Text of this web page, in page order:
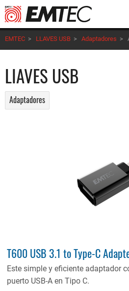
Pasar
al
contenido
principal
EMTEC > LLAVES USB > Adaptadores >
LIAVES USB
Adaptadores
T600 USB 3.1 to Type-C
Este simple y eficiente adaptador
puerto USB-A en Tipo C.